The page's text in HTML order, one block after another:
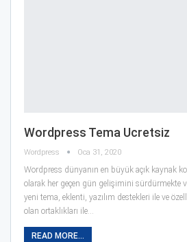
Wordpress Tema Ucretsiz
Wordpress Oca 31, 2020
Wordpress dünyanın en büyük açık kaynak
olarak her geçen gün gelişimini sürdürmekte
yeni tema, eklenti, yazılım destekleri ile ve
olan ortaklıkları ile…
READ MORE...